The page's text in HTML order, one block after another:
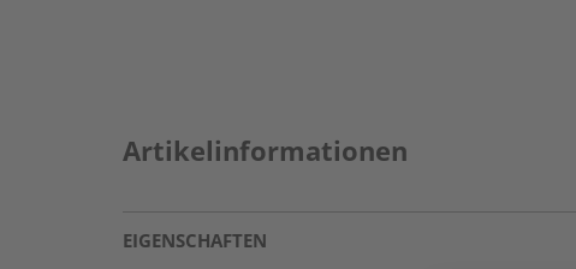
Artikelinformationen
EIGENSCHAFTEN